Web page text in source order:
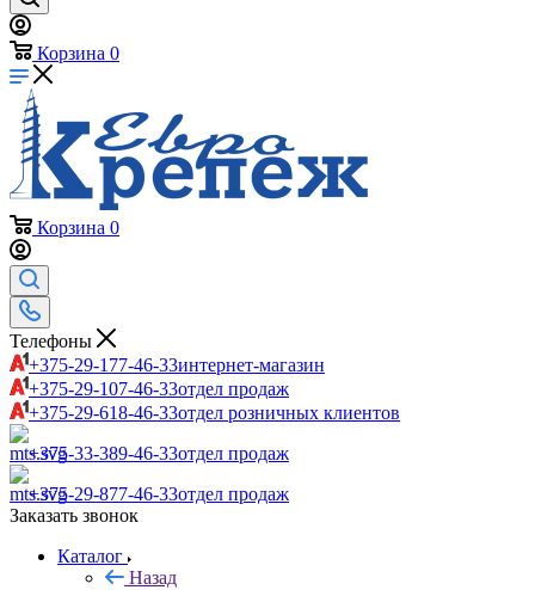
Корзина 0
Корзина 0
Телефоны
+375-29-177-46-33интернет-магазин
+375-29-107-46-33отдел продаж
+375-29-618-46-33отдел розничных клиентов
+375-33-389-46-33отдел продаж
+375-29-877-46-33отдел продаж
Заказать звонок
Каталог
Назад